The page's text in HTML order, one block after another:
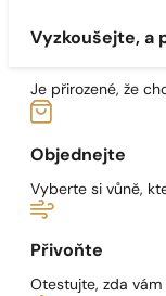
Vyzkoušejte, a
Je přirozené, že
Objednejte
Vyberte si vůně,
Přivoňte
Otestujte, zda